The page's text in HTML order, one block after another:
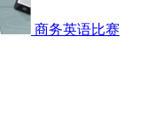
商务英语比赛